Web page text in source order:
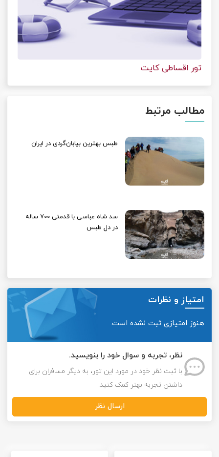
تور اقساطی کایت
مطالب مرتبط
طبس بهترین بیابان‌گردی در ایران
سد شاه عباسی با قدمتی 700 ساله
در دل طبس
امتیاز و نظرات
هنوز امتیازی ثبت نشده است.
نظر، تجربه و سوال خود را بنویسید.
با ثبت نظر خود در مورد این تور، به دیگر مسافران برای
داشتن تجربه بهتر کمک کنید.
ارسال نظر